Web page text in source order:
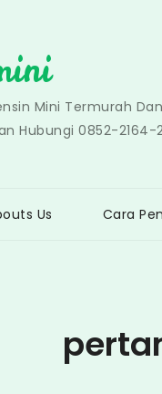
Mini Termurah
Hubungi 0852-
Us Cara